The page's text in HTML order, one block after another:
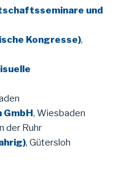
und
Kongresse),
, Wiesbaden
der Ruhr
, Gütersloh